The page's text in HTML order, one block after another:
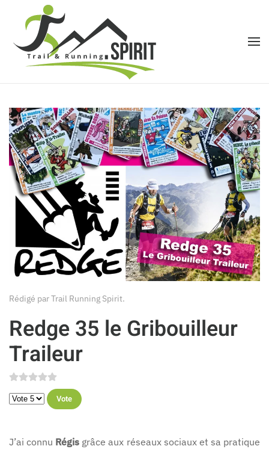
Accéder au contenu principal
Rédigé par Trail Running Spirit.
Redge 35 le Gribouilleur
Traileur
Veuillez voter
J’ai connu Régis grâce aux réseaux sociaux et sa pratique